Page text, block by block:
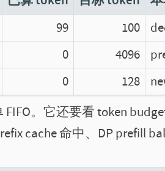
99 100
0 4096
0 128
FIFO。它还要看 token
cache 命中、DP prefill